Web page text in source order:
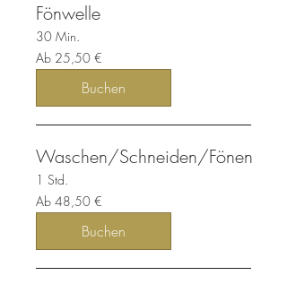
Fönwelle
30 Min.
Ab
25,50
Euro
Ab 25,50 €
Buchen
Waschen/Schneiden/Fönen
1 Std.
Ab
48,50
Euro
Ab 48,50 €
Buchen